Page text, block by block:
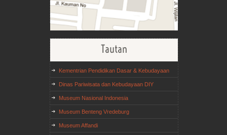
Tautan
Kementrian Pendidikan Dasar & Kebudayaan
Dinas Pariwisata dan Kebudayaan DIY
Museum Nasional Indonesia
Museum Benteng Vredeburg
Museum Affandi